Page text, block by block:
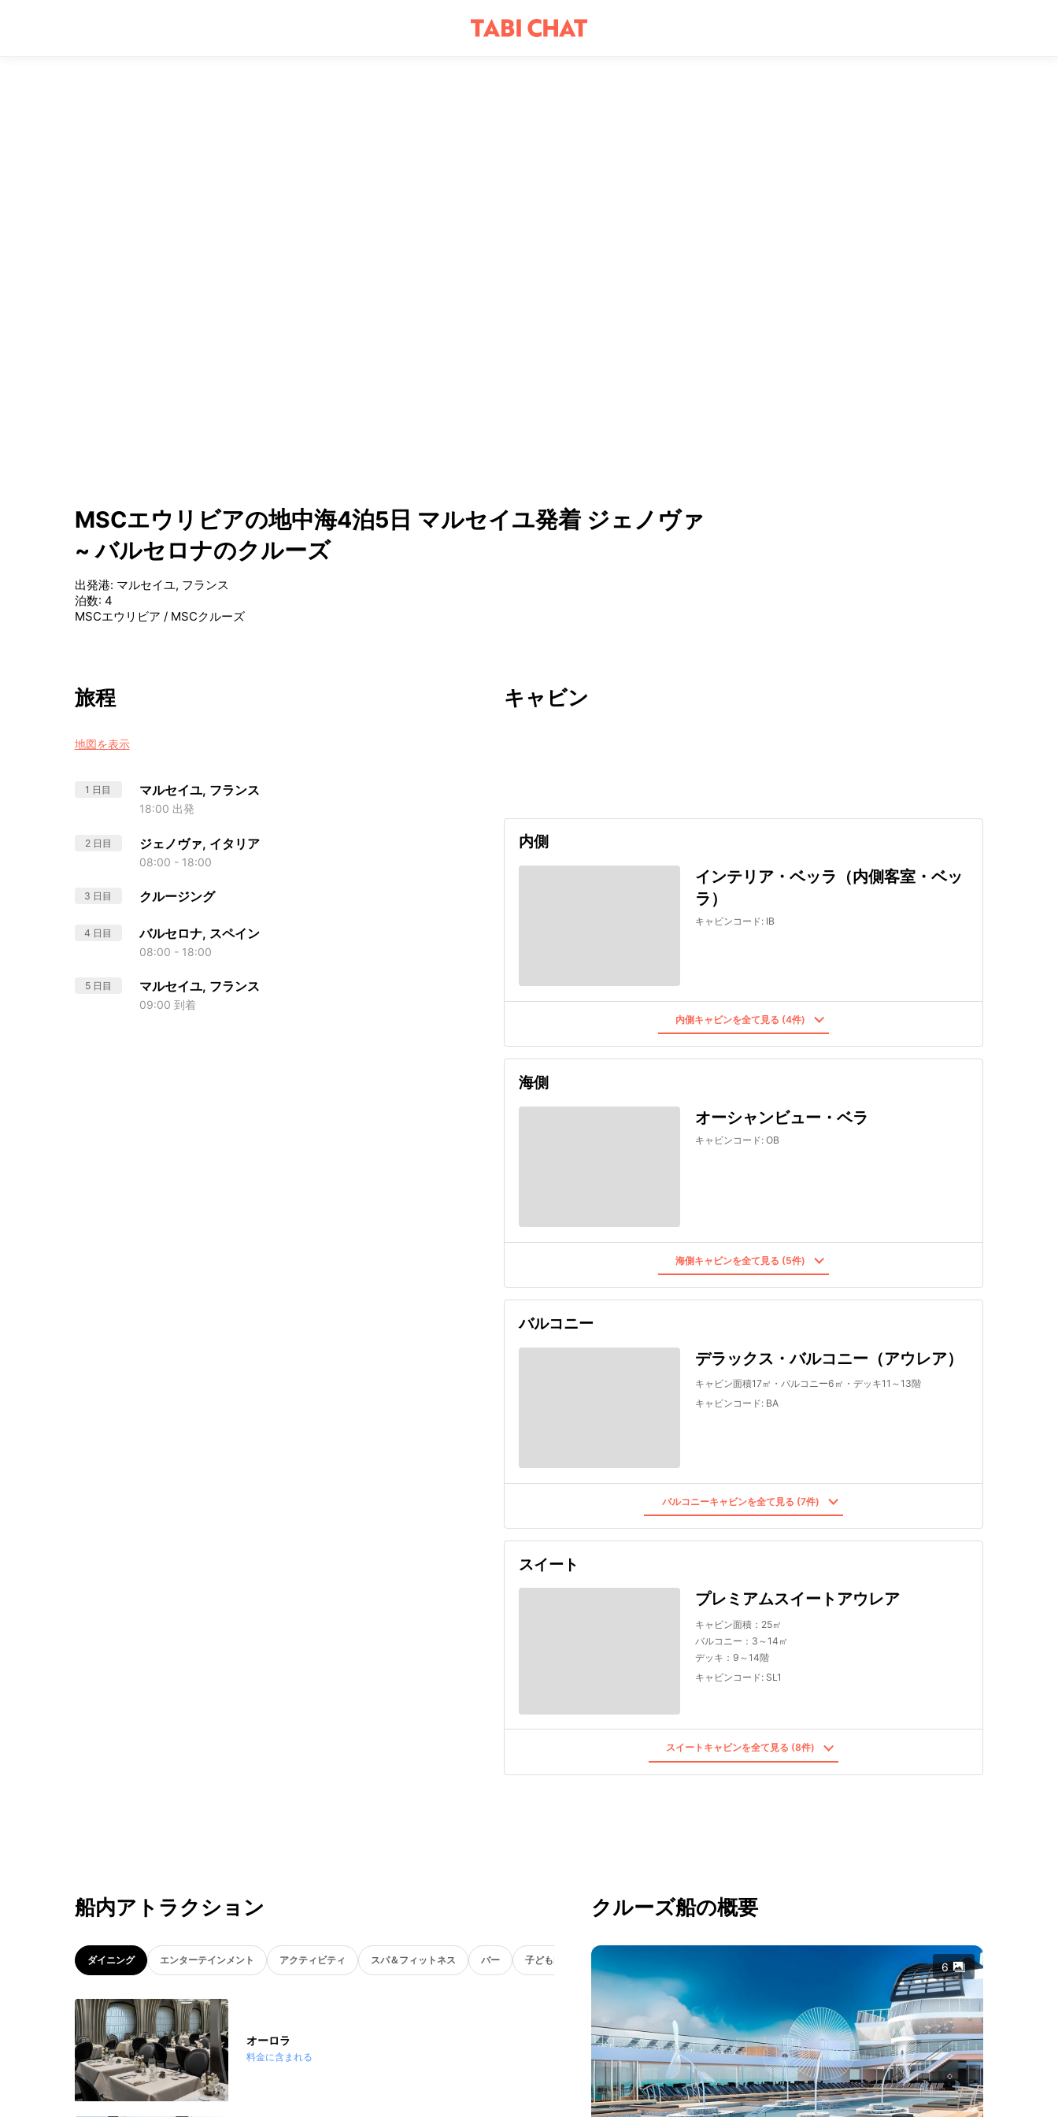
MSCエウリビアの地中海4泊5日 マルセイユ発着 ジェノヴァ
~ バルセロナのクルーズ
出発港: マルセイユ, フランス
泊数: 4
MSCエウリビア / MSCクルーズ
旅程
地図を表示
1 日目 マルセイユ, フランス
18:00 出発
2 日目 ジェノヴァ, イタリア
08:00 - 18:00
3 日目 クルージング
4 日目 バルセロナ, スペイン
08:00 - 18:00
5 日目 マルセイユ, フランス
09:00 到着
キャビン
内側
インテリア・ベッラ（内側客室・ベッ
ラ）
キャビンコード: IB
内側キャビンを全て見る (4件)
海側
オーシャンビュー・ベラ
キャビンコード: OB
海側キャビンを全て見る (5件)
バルコニー
デラックス・バルコニー（アウレア）
キャビン面積17㎡・バルコニー6㎡・デッキ11～13階
キャビンコード: BA
バルコニーキャビンを全て見る (7件)
スイート
プレミアムスイートアウレア
キャビン面積：25㎡
バルコニー：3～14㎡
デッキ：9～14階
キャビンコード: SL1
スイートキャビンを全て見る (8件)
船内アトラクション
ダイニング エンターテインメント アクティビティ スパ＆フィットネス バー 子ども向け
オーロラ
料金に含まれる
クルーズ船の概要
6